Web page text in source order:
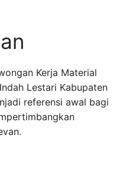
Kerja Material
Lestari Kabupaten
referensi awal bagi